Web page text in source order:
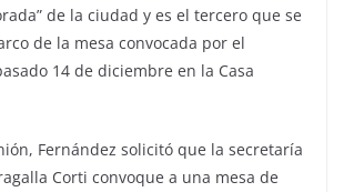
de la ciudad y es el tercero que se
de la mesa convocada por el
14 de diciembre en la Casa
Fernández solicitó que la secretaría
Corti convoque a una mesa de